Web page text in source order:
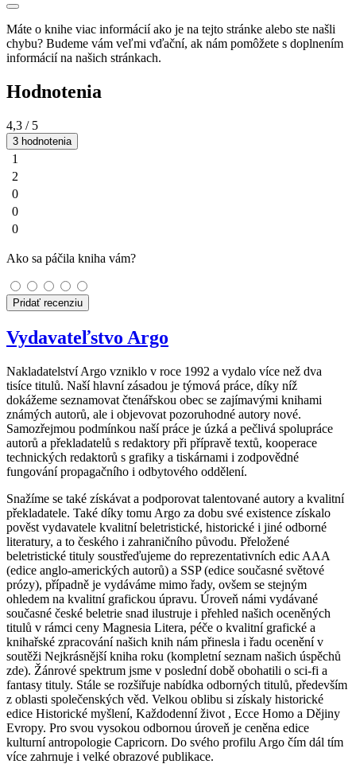
Máte o knihe viac informácií ako je na tejto stránke alebo ste našli
chybu? Budeme vám veľmi vďační, ak nám pomôžete s doplnením
informácií na našich stránkach.
Hodnotenia
4,3 / 5
3 hodnotenia
1
2
0
0
0
Ako sa páčila kniha vám?
Pridať recenziu
Vydavateľstvo Argo
Nakladatelství Argo vzniklo v roce 1992 a vydalo více než dva
tisíce titulů. Naší hlavní zásadou je týmová práce, díky níž
dokážeme seznamovat čtenářskou obec se zajímavými knihami
známých autorů, ale i objevovat pozoruhodné autory nové.
Samozřejmou podmínkou naší práce je úzká a pečlivá spolupráce
autorů a překladatelů s redaktory při přípravě textů, kooperace
technických redaktorů s grafiky a tiskárnami i zodpovědné
fungování propagačního i odbytového oddělení.
Snažíme se také získávat a podporovat talentované autory a kvalitní
překladatele. Také díky tomu Argo za dobu své existence získalo
pověst vydavatele kvalitní beletristické, historické i jiné odborné
literatury, a to českého i zahraničního původu. Přeložené
beletristické tituly soustřeďujeme do reprezentativních edic AAA
(edice anglo-amerických autorů) a SSP (edice současné světové
prózy), případně je vydáváme mimo řady, ovšem se stejným
ohledem na kvalitní grafickou úpravu. Úroveň námi vydávané
současné české beletrie snad ilustruje i přehled našich oceněných
titulů v rámci ceny Magnesia Litera, péče o kvalitní grafické a
knihařské zpracování našich knih nám přinesla i řadu ocenění v
soutěži Nejkrásnější kniha roku (kompletní seznam našich úspěchů
zde). Žánrové spektrum jsme v poslední době obohatili o sci-fi a
fantasy tituly. Stále se rozšiřuje nabídka odborných titulů, především
z oblasti společenských věd. Velkou oblibu si získaly historické
edice Historické myšlení, Každodenní život , Ecce Homo a Dějiny
Evropy. Pro svou vysokou odbornou úroveň je ceněna edice
kulturní antropologie Capricorn. Do svého profilu Argo čím dál tím
více zahrnuje i velké obrazové publikace.